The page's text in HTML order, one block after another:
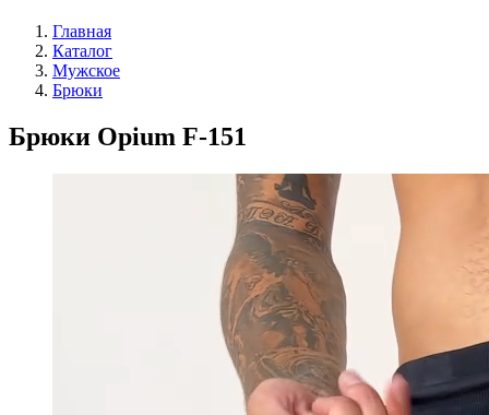
Главная
Каталог
Мужское
Брюки
Брюки Opium F-151